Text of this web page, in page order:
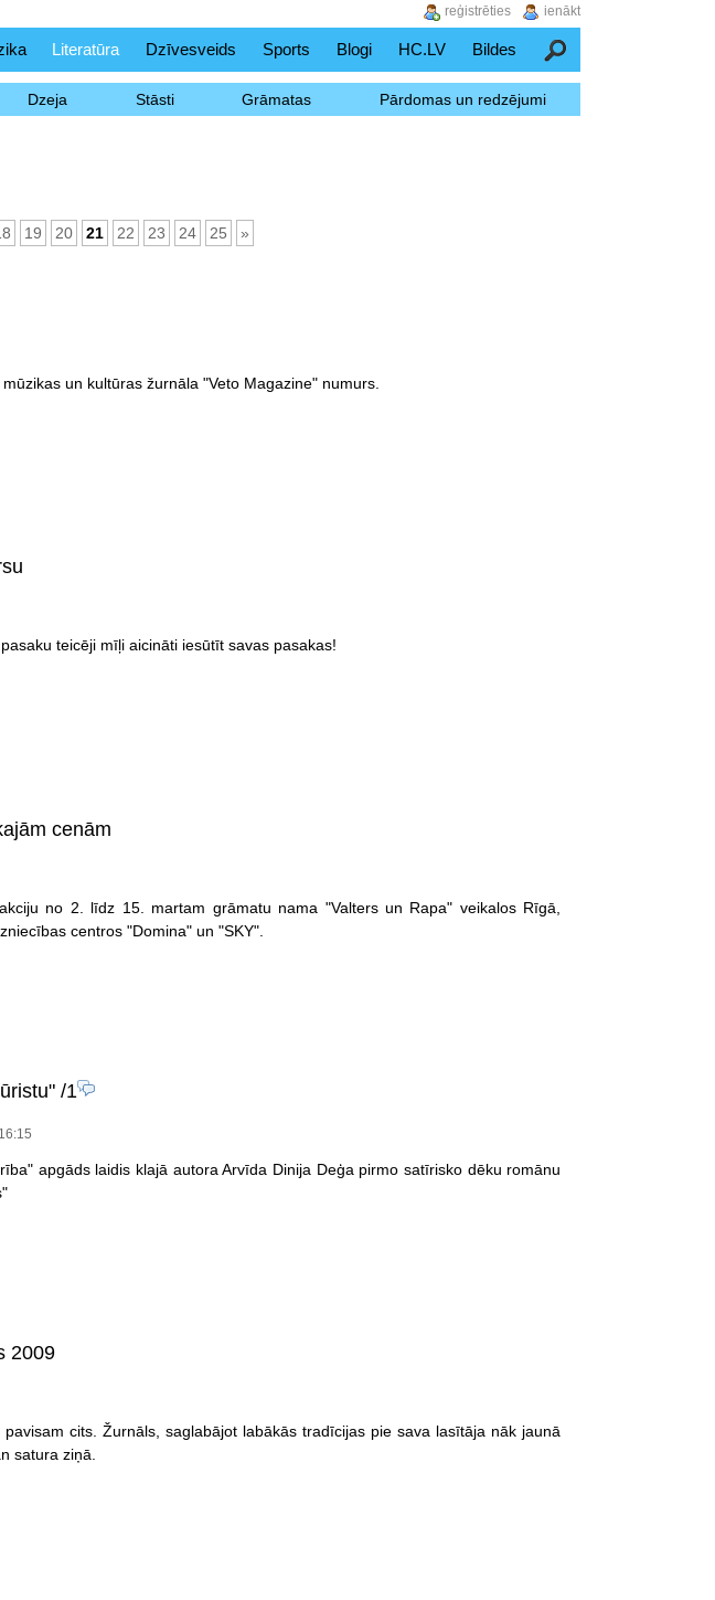
Literatūra Dzīvesveids Sports Blogi HC.LV Bildes Meklēšana
Dzeja Stāsti Grāmatas Pārdomas un redzējumi
19 20 21 22 23 24 25 »
un kultūras žurnāla "Veto Magazine" numurs.
teicēji mīļi aicināti iesūtīt savas pasakas!
cenām
no 2. līdz 15. martam grāmatu nama "Valters un Rapa" veikalos Rīgā,
centros "Domina" un "SKY".
/1
apgāds laidis klajā autora Arvīda Dinija Deģa pirmo satīrisko dēku romānu
2009
cits. Žurnāls, saglabājot labākās tradīcijas pie sava lasītāja nāk jaunā
satura ziņā.
ienākt
reģistrēties